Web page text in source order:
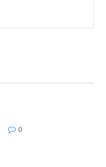
0